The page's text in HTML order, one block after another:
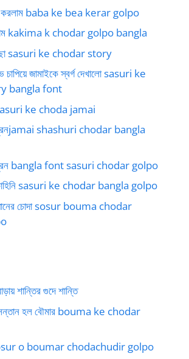
করলাম baba ke bea kerar golpo
kakima k chodar golpo bangla
পাছা sasuri ke chodar story
চাপিয়ে জামাইকে স্বর্গ দেখালো sasuri ke
bangla font
sasuri ke choda jamai
পুরনjamai shashuri chodar bangla
পুরন bangla font sasuri chodar golpo
কাহিনি sasuri ke chodar bangla golpo
চোদা sosur bouma chodar
শান্তির গুদে শান্তি
সন্তান হল বৌমার bouma ke chodar
o boumar chodachudir golpo